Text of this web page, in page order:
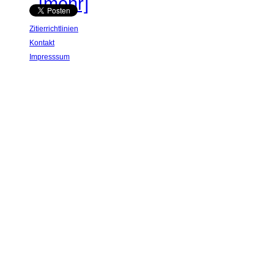
Zitierrichtlinien
Kontakt
Impresssum